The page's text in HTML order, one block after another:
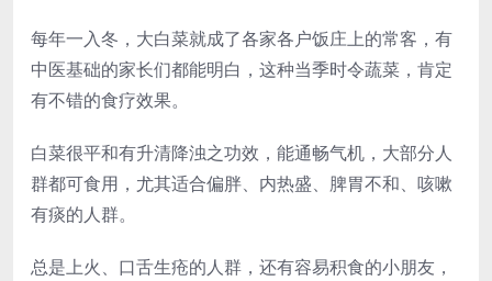
每年一入冬，大白菜就成了各家各户饭庄上的常客，有
中医基础的家长们都能明白，这种当季时令蔬菜，肯定
有不错的食疗效果。
白菜很平和有升清降浊之功效，能通畅气机，大部分人
群都可食用，尤其适合偏胖、内热盛、脾胃不和、咳嗽
有痰的人群。
总是上火、口舌生疮的人群，还有容易积食的小朋友，